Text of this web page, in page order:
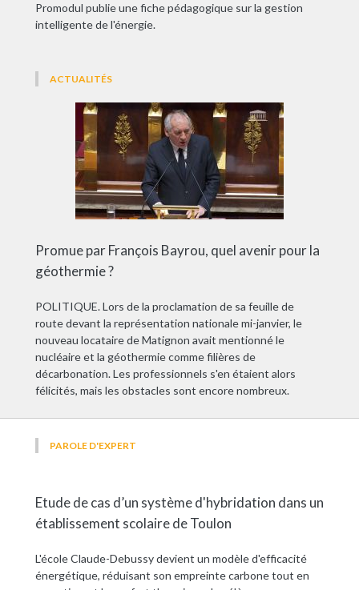
Promodul publie une fiche pédagogique sur la gestion
intelligente de l'énergie.
ACTUALITÉS
Promue par François Bayrou, quel avenir pour la
géothermie ?
POLITIQUE. Lors de la proclamation de sa feuille de
route devant la représentation nationale mi-janvier, le
nouveau locataire de Matignon avait mentionné le
nucléaire et la géothermie comme filières de
décarbonation. Les professionnels s'en étaient alors
félicités, mais les obstacles sont encore nombreux.
PAROLE D'EXPERT
Etude de cas d’un système d'hybridation dans un
établissement scolaire de Toulon
L'école Claude-Debussy devient un modèle d'efficacité
énergétique, réduisant son empreinte carbone tout en